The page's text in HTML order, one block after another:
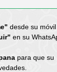
desde su
en su
para que su